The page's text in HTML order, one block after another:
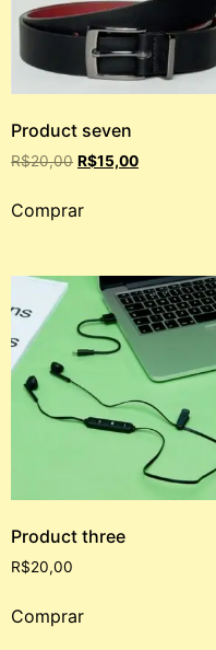
Product seven
R$20,00 R$15,00
Comprar
Product three
R$20,00
Comprar